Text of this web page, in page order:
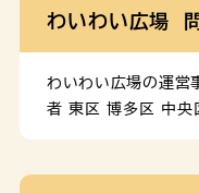
る。」 申込み 本セミ
仕事の両立方法など
のトークセッション
など、子育て体験に
イフデザインについ
験 ２名１組で未就学
交流します。出産や
わいわい広場 問
わいわい広場の運営
者 東区 博多区 中央